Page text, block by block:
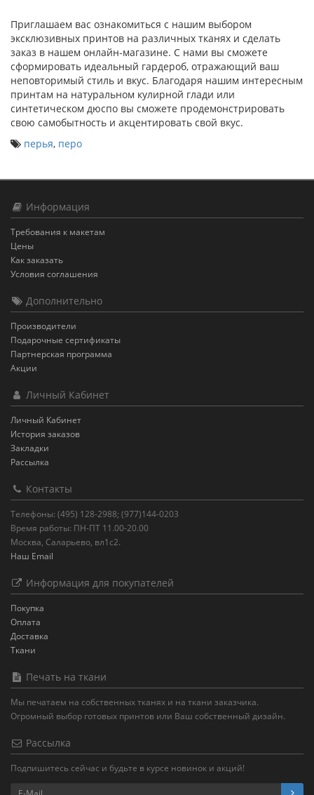
Приглашаем вас ознакомиться с нашим выбором
эксклюзивных принтов на различных тканях и сделать
заказ в нашем онлайн-магазине. С нами вы сможете
сформировать идеальный гардероб, отражающий ваш
неповторимый стиль и вкус. Благодаря нашим интересным
принтам на натуральном кулирной глади или
синтетическом дюспо вы сможете продемонстрировать
свою самобытность и акцентировать свой вкус.
перья, перо
Информация
Требования к макетам
Цены
Как заказать
Условия соглашения
Дополнительно
Производители
Подарочные сертификаты
Партнерская программа
Акции
Личный Кабинет
Личный Кабинет
История заказов
Закладки
Рассылка
Контакты
Телефоны: (495) 128-2988; (977)144-0203
Время работы: ПН-ПТ 11.00-20.00
Москва, Саларьево, вл1с2.
Наш Email
Информация для покупателей
Покупка
Оплата
Доставка
Ткани
Печать на ткани
Мы печатаем на собственных тканях и на ткани заказчика.
Огромный выбор готовых принтов или Ваш собственный дизайн.
Рассылка
Подпишитесь сейчас и будьте в курсе новинок и акций!